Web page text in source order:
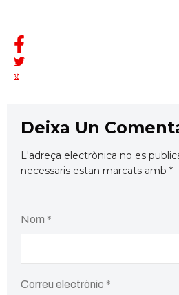
Deixa Un
L'adreça electrònica no es
necessaris estan marcats amb *
Nom *
Correu electrònic *